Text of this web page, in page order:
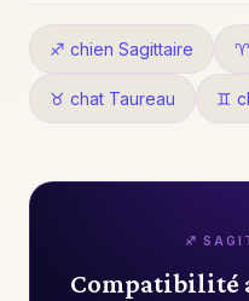
♐ chien Sagittaire
♉ chat Taureau ♊
♐
Compatibilité